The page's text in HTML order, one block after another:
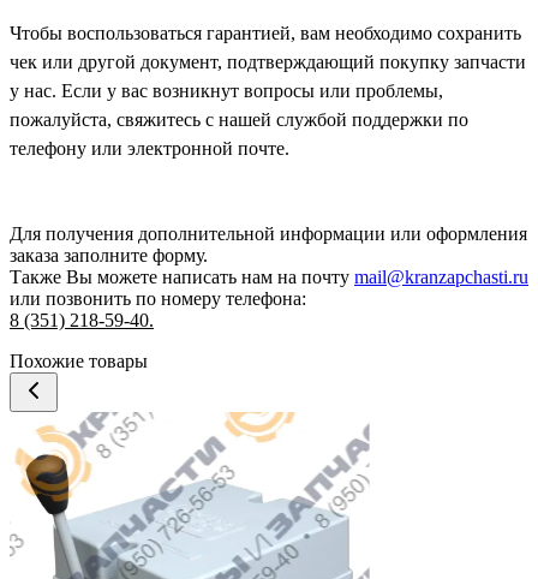
Чтобы воспользоваться гарантией, вам необходимо сохранить
чек или другой документ, подтверждающий покупку запчасти
у нас. Если у вас возникнут вопросы или проблемы,
пожалуйста, свяжитесь с нашей службой поддержки по
телефону или электронной почте.
Для получения дополнительной информации или оформления
заказа заполните форму.
Также Вы можете написать нам на почту mail@kranzapchasti.ru
или позвонить по номеру телефона:
8 (351) 218-59-40.
Похожие товары